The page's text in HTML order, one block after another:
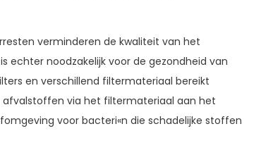
verminderen de kwaliteit van het
echter noodzakelijk voor de gezondheid van
en verschillend filtermateriaal bereikt
afvalstoffen via het filtermateriaal aan het
voor bacteri«n die schadelijke stoffen